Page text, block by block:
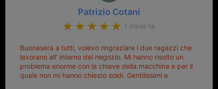
Patrizio Cotani
1 mese fa
Buonasera a tutti, volevo ringraziare i due ragazzi che
lavorano all’ interno del negozio. Mi hanno risolto un
problema enorme con la chiave della macchina e per il
quale non mi hanno chiesto soldi. Gentilissimi e